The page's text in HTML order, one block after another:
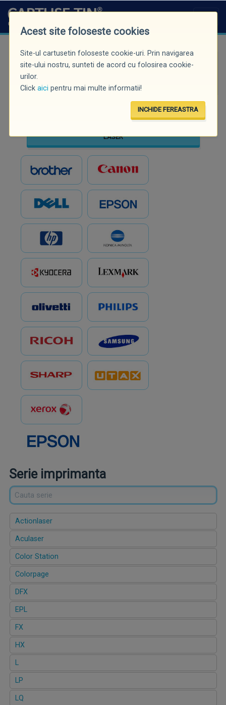
Căutare rapidă (minim 3 caractere)
LASER
Serie imprimanta
Actionlaser
Aculaser
Color Station
Colorpage
DFX
EPL
FX
HX
L
LP
LQ
Acest site foloseste cookies
Site-ul cartusetin foloseste cookie-uri. Prin navigarea
site-ului nostru, sunteti de acord cu folosirea cookie-
urilor.
Clickaici pentru mai multe informatii!
INCHIDE FEREASTRA